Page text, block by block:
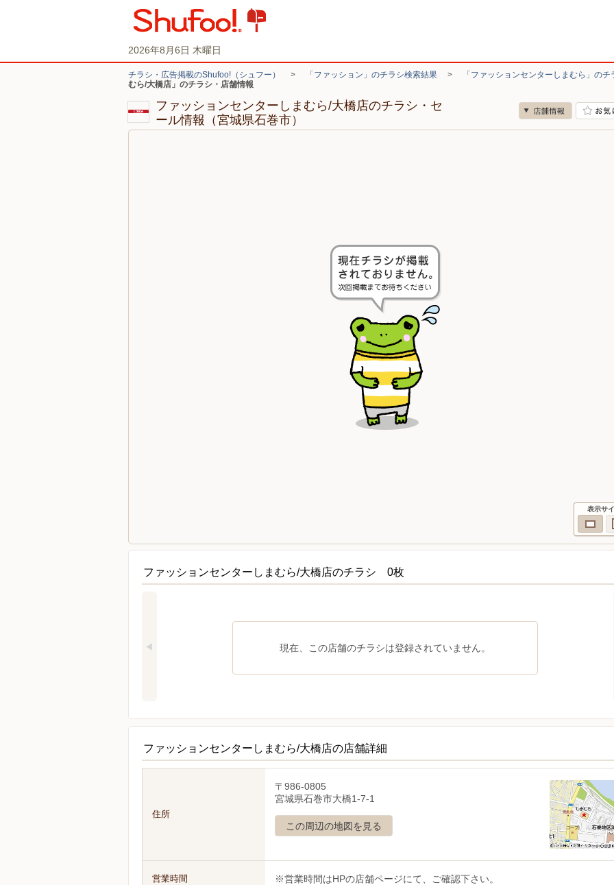
2026年8月6日 木曜日
チラシ・広告掲載のShufoo!（シュフー） > 「ファッション」のチラシ検索結果 > 「ファッションセンターしまむら」の
むら/大橋店」のチラシ・店舗情報
ファッションセンターしまむら/大橋店のチラシ・セ
ール情報（宮城県石巻市）
表示サ
ファッションセンターしまむら/大橋店のチラシ 0枚
現在、この店舗のチラシは登録されていません。
ファッションセンターしまむら/大橋店の店舗詳細
住所
〒986-0805
宮城県石巻市大橋1-7-1
この周辺の地図を見る
営業時間 ※営業時間はHPの店舗ページにて、ご確認下さい。